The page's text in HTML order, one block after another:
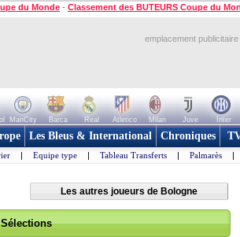
du Monde - Classement des BUTEURS Coupe du
emplacement publicitaire
ManCity Barca Real Atletico Milan Juve Inter
Les Bleus & International Chroniques
| Equipe type | Tableau Transferts | Palmarès |
Les autres joueurs de Bologne